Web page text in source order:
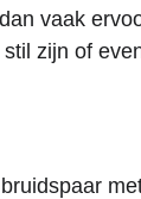
vaak
zijn of